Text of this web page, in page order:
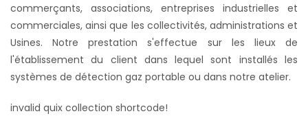
commerçants, associations, entreprises industrielles et
commerciales, ainsi que les collectivités, administrations et
Usines. Notre prestation s'effectue sur les lieux de
l'établissement du client dans lequel sont installés les
systèmes de détection gaz portable ou dans notre atelier.
invalid quix collection shortcode!